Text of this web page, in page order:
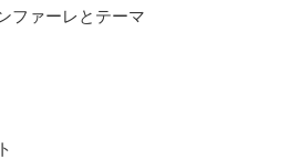
ファーレとテーマ